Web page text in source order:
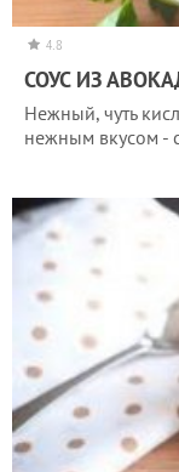
4.8
СОУС ИЗ
Нежный, чуть
нежным вкусом -